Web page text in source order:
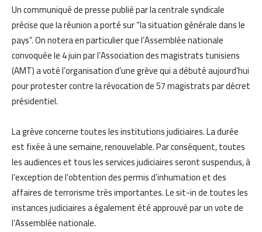
Un communiqué de presse publié par la centrale syndicale
précise que la réunion a porté sur “la situation générale dans le
pays”. On notera en particulier que l’Assemblée nationale
convoquée le 4 juin par l’Association des magistrats tunisiens
(AMT) a voté l’organisation d’une grève qui a débuté aujourd’hui
pour protester contre la révocation de 57 magistrats par décret
présidentiel.
La grève concerne toutes les institutions judiciaires. La durée
est fixée à une semaine, renouvelable. Par conséquent, toutes
les audiences et tous les services judiciaires seront suspendus, à
l’exception de l’obtention des permis d’inhumation et des
affaires de terrorisme très importantes. Le sit-in de toutes les
instances judiciaires a également été approuvé par un vote de
l’Assemblée nationale.